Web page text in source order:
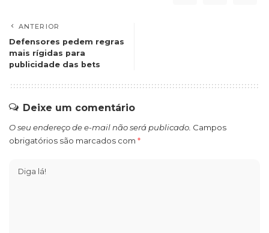
ANTERIOR
Defensores pedem regras
mais rígidas para
publicidade das bets
Deixe um comentário
O seu endereço de e-mail não será publicado. Campos
obrigatórios são marcados com *